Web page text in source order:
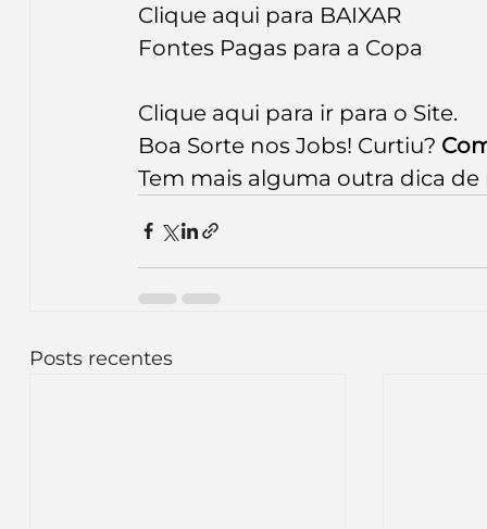
Clique aqui para BAIXAR
Fontes Pagas para a Copa
Clique aqui para ir para o Site.
Boa Sorte nos Jobs! Curtiu?
Tem mais alguma outra dica de
Posts recentes